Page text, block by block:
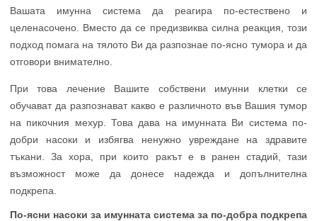
Вашата имунна система да реагира по-естествено и
целенасочено. Вместо да се предизвиква силна реакция, този
подход помага на тялото Ви да разпознае по-ясно тумора и да
отговори внимателно.
При това лечение Вашите собствени имунни клетки се
обучават да разпознават какво е различното във Вашия тумор
на пикочния мехур. Това дава на имунната Ви система по-
добри насоки и избягва ненужно увреждане на здравите
тъкани. За хора, при които ракът е в ранен стадий, тази
възможност може да донесе надежда и допълнителна
подкрепа.
По-ясни насоки за имунната система за по-добра подкрепа